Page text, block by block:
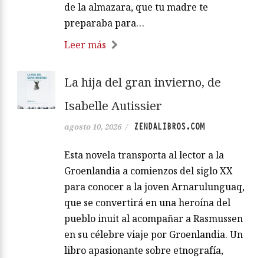
de la almazara, que tu madre te
preparaba para…
Leer más
La hija del gran invierno, de
Isabelle Autissier
agosto 10, 2026 / ZENDALIBROS.COM
Esta novela transporta al lector a la
Groenlandia a comienzos del siglo XX
para conocer a la joven Arnarulunguaq,
que se convertirá en una heroína del
pueblo inuit al acompañar a Rasmussen
en su célebre viaje por Groenlandia. Un
libro apasionante sobre etnografía,